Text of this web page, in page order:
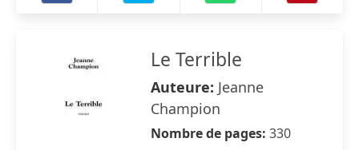
Le Terrible
Auteure: Jeanne
Champion
Nombre de pages: 330